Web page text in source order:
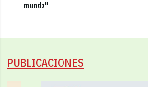
mundo"
PUBLICACIONES